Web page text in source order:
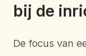
bij de
De focus van